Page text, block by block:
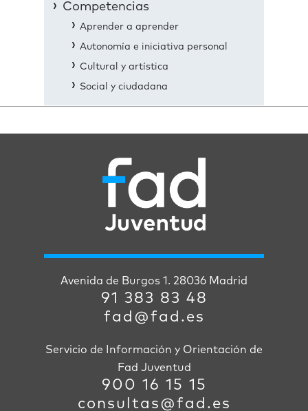
Competencias
Aprender a aprender
Autonomía e iniciativa personal
Cultural y artística
Social y ciudadana
Avenida de Burgos 1. 28036 Madrid
91 383 83 48
fad@fad.es
Servicio de Información y Orientación de
Fad Juventud
900 16 15 15
consultas@fad.es